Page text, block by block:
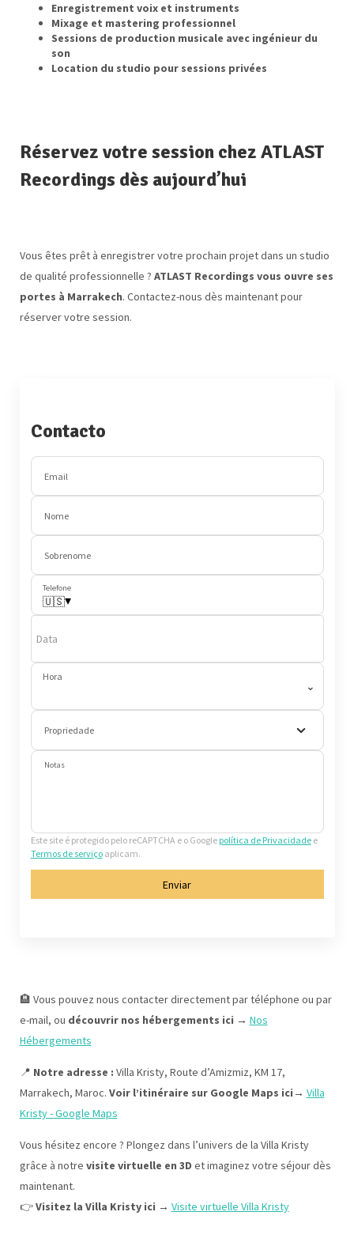
Enregistrement voix et instruments
Mixage et mastering professionnel
Sessions de production musicale avec ingénieur du
son
Location du studio pour sessions privées
Réservez votre session chez ATLAST
Recordings dès aujourd’hui
Vous êtes prêt à enregistrer votre prochain projet dans un studio
de qualité professionnelle ? ATLAST Recordings vous ouvre ses
portes à Marrakech. Contactez-nous dès maintenant pour
réserver votre session.
Contacto
Email
Nome
Sobrenome
Telefone
🇺🇸▾
Data
Hora
⌄
Propriedade
Notas
Este site é protegido pelo reCAPTCHA e o Google política de Privacidadee
Termos de serviçoaplicam.
Enviar
🏨 Vous pouvez nous contacter directement par téléphone ou par
e-mail, ou découvrir nos hébergements ici → Nos
Hébergements
📍 Notre adresse : Villa Kristy, Route d’Amizmiz, KM 17,
Marrakech, Maroc. Voir l’itinéraire sur Google Maps ici→ Villa
Kristy - Google Maps
Vous hésitez encore ? Plongez dans l’univers de la Villa Kristy
grâce à notre visite virtuelle en 3D et imaginez votre séjour dès
maintenant.
👉Visitez la Villa Kristy ici → Visite virtuelle Villa Kristy